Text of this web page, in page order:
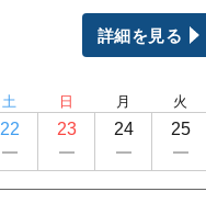
詳細を見る
土
22
日
23
月
24
火
25